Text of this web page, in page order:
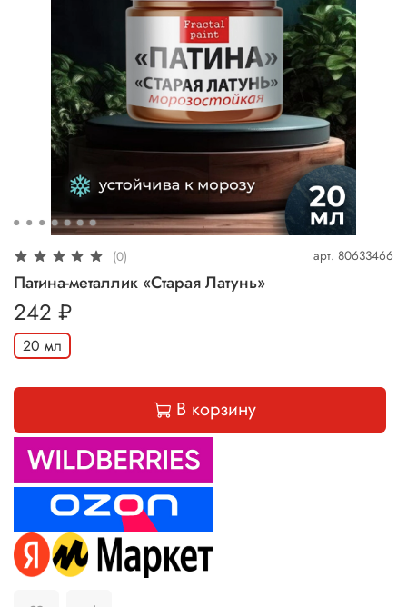
(0) арт. 80633466
Патина-металлик «Старая Латунь»
242 ₽
20 мл
В корзину